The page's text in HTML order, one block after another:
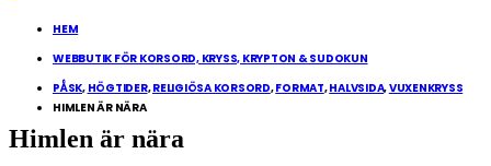
HEM
WEBBUTIK FÖR KORSORD, KRYSS, KRYPTON & SUDOKUN
PÅSK, HÖGTIDER,RELIGIÖSA KORSORD,FORMAT,HALVSIDA,VUXENKRYSS
HIMLEN ÄR NÄRA
Himlen är nära